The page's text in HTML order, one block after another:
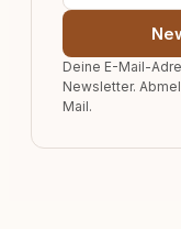
Deine E-Mail-
Newsletter.
Mail.